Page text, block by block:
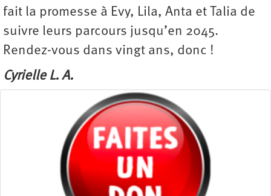
fait la promesse à Evy, Lila, Anta et Talia de
suivre leurs parcours jusqu’en 2045.
Rendez-vous dans vingt ans, donc !
Cyrielle L. A.